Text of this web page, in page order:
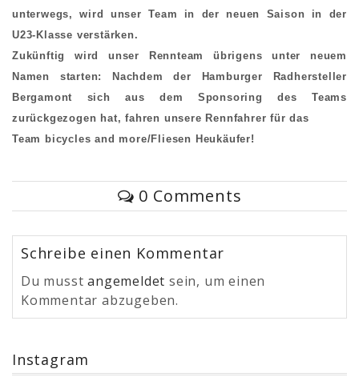
unterwegs, wird unser Team in der neuen Saison in der
U23-Klasse verstärken.
Zukünftig wird unser Rennteam übrigens unter neuem
Namen starten: Nachdem der Hamburger Radhersteller
Bergamont sich aus dem Sponsoring des Teams
zurückgezogen hat, fahren unsere Rennfahrer für das
Team bicycles and more/Fliesen Heukäufer!
0 Comments
Schreibe einen Kommentar
Du musstangemeldet sein, um einen
Kommentar abzugeben.
Instagram